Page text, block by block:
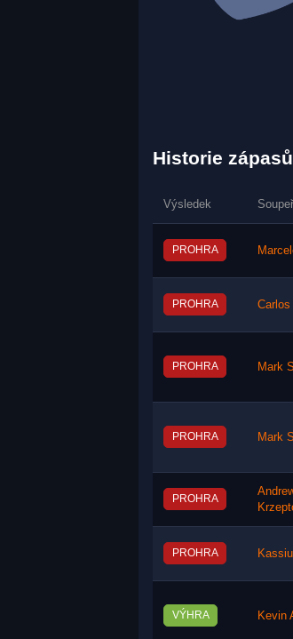
Historie zápasů
Výsledek Soupeř
PROHRA
PROHRA Carlos
PROHRA Mark
PROHRA Mark
PROHRA
PROHRA
VÝHRA Kevin